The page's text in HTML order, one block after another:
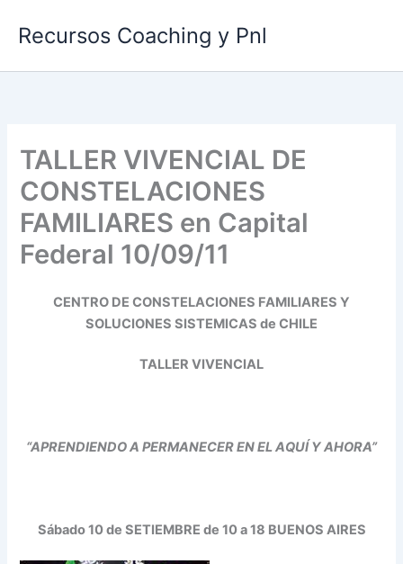
Recursos Coaching y Pnl
TALLER VIVENCIAL DE
CONSTELACIONES
FAMILIARES en Capital
Federal 10/09/11
CENTRO DE CONSTELACIONES FAMILIARES Y
SOLUCIONES SISTEMICAS de CHILE
TALLER VIVENCIAL
“APRENDIENDO A PERMANECER EN EL AQUÍ Y AHORA”
Sábado 10 de SETIEMBRE de 10 a 18 BUENOS AIRES